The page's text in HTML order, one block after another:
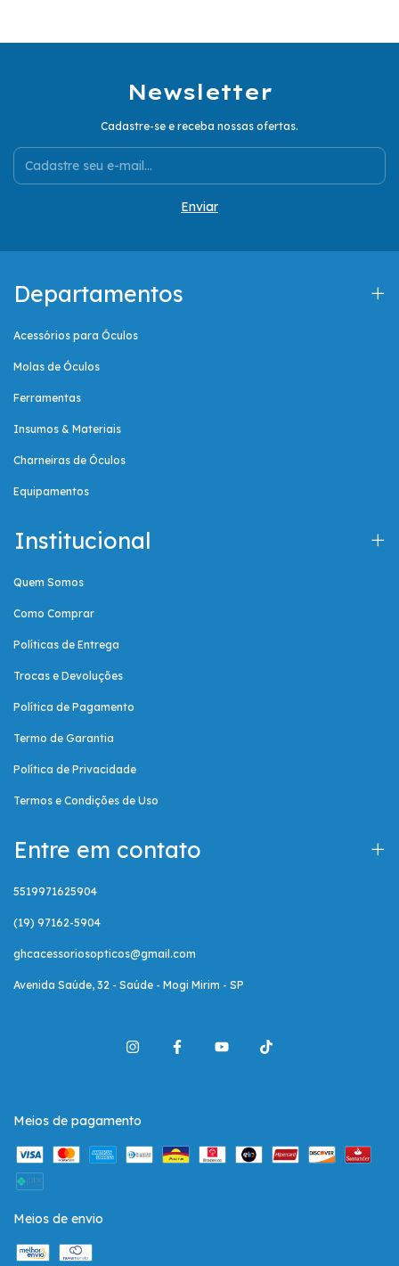
Newsletter
Cadastre-se e receba nossas ofertas.
Departamentos
Acessórios para Óculos
Molas de Óculos
Ferramentas
Insumos & Materiais
Charneiras de Óculos
Equipamentos
Institucional
Quem Somos
Como Comprar
Políticas de Entrega
Trocas e Devoluções
Política de Pagamento
Termo de Garantia
Política de Privacidade
Termos e Condições de Uso
Entre em contato
5519971625904
(19) 97162-5904
ghcacessoriosopticos@gmail.com
Avenida Saúde, 32 - Saúde - Mogi Mirim - SP
Meios de pagamento
Meios de envio